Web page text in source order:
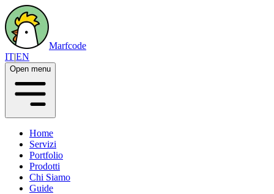
Marfcode
IT|EN
Open menu
Home
Servizi
Portfolio
Prodotti
Chi Siamo
Guide